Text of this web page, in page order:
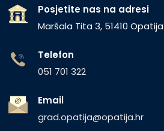
Posjetite nas na adresi
Maršala Tita 3, 51410 Opatija
Telefon
051 701 322
Email
grad.opatija@opatija.hr